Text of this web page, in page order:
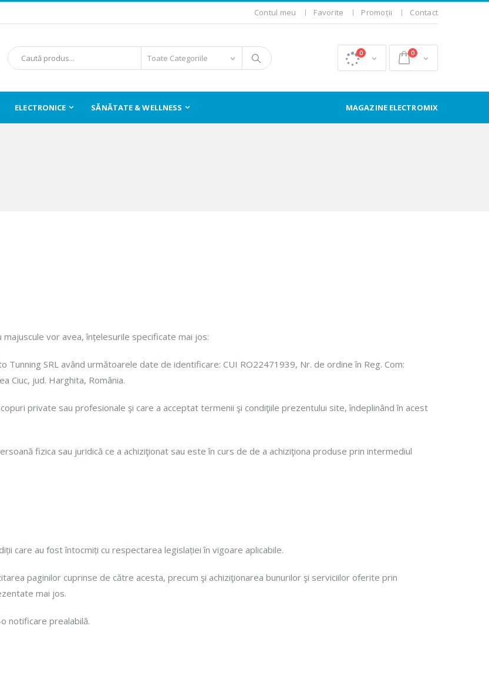
Contul meu Favorite Promoții Contact
0 0
ELECTRONICE SĂNĂTATE & WELLNESS MAGAZINE ELECTROMIX
vor avea, înțelesurile specificate mai jos:
Tunning SRL având următoarele date de identificare: CUI RO22471939, Nr. de ordine în Reg. Com:
Ciuc, jud. Harghita, România.
private sau profesionale şi care a acceptat termenii şi condiţiile prezentului site, îndeplinând în acest
fizica sau juridică ce a achiziţionat sau este în curs de de a achiziţiona produse prin intermediul
care au fost întocmiți cu respectarea legislației în vigoare aplicabile.
paginilor cuprinse de către acesta, precum şi achiziţionarea bunurilor şi serviciilor oferite prin
mai jos.
notificare prealabilă.